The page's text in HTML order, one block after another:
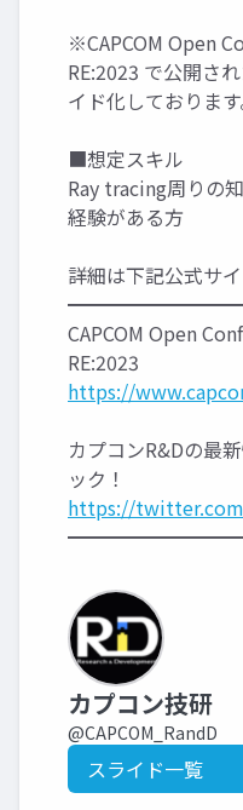
※CAPCOM Open
RE:2023 で公開さ
イド化しております
■想定スキル
Ray tracing周りの
経験がある方
詳細は下記公式サ
CAPCOM Open
RE:2023
https://
カプコンR&Dの最
ック！
https://
カプコン技研
@CAPCOM_RandD
スライド一覧